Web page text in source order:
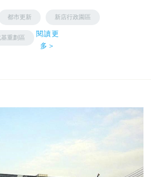
都市更新 新店行政園區
重劃區
閱讀更
多＞